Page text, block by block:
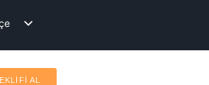
AL